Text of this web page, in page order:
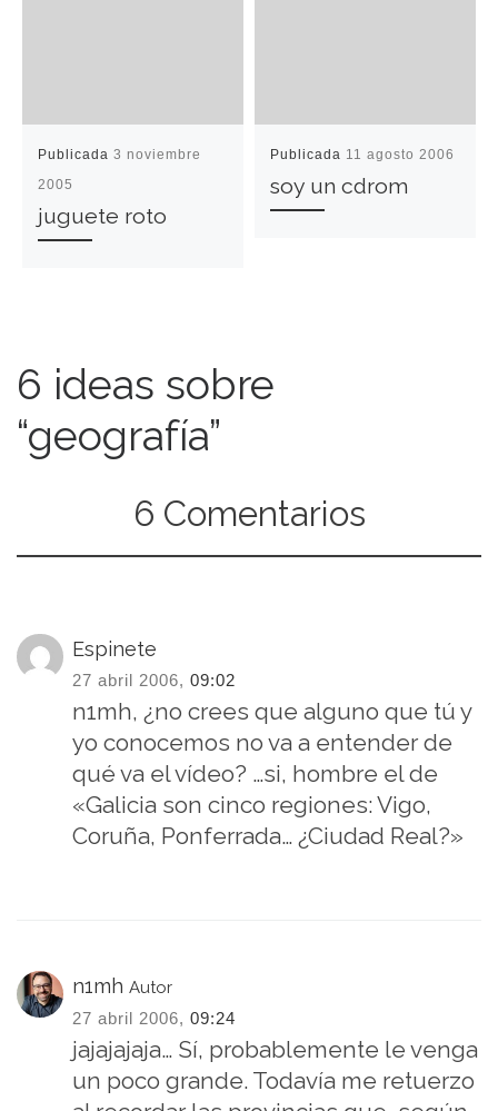
Publicada3 noviembre
2005
juguete roto
Publicada 11 agosto 2006
soy un cdrom
6 ideas sobre
“geografía”
6 Comentarios
Espinete
27 abril 2006, 09:02
n1mh, ¿no crees que alguno que tú y
yo conocemos no va a entender de
qué va el vídeo? …si, hombre el de
«Galicia son cinco regiones: Vigo,
Coruña, Ponferrada… ¿Ciudad Real?»
n1mh Autor
27 abril 2006, 09:24
jajajajaja… Sí, probablemente le venga
un poco grande. Todavía me retuerzo